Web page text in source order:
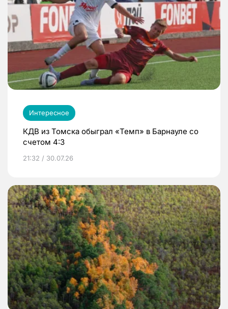
Интересное
КДВ из Томска обыграл «Темп» в Барнауле со
счетом 4:3
21:32 / 30.07.26